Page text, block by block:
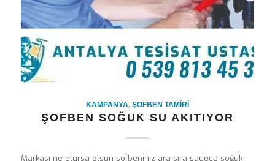
KAMPANYA, ŞOFBEN TAMIRI
ŞOFBEN SOĞUK SU AKITIYOR
Markası ne olursa olsun şofbeniniz ara sıra sadece soğuk